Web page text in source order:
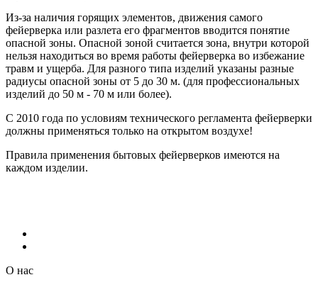
Из-за наличия горящих элементов, движения самого
фейерверка или разлета его фрагментов вводится понятие
опасной зоны. Опасной зоной считается зона, внутри которой
нельзя находиться во время работы фейерверка во избежание
травм и ущерба. Для разного типа изделий указаны разные
радиусы опасной зоны от 5 до 30 м. (для профессиональных
изделий до 50 м - 70 м или более).
С 2010 года по условиям технического регламента фейерверки
должны применяться только на открытом воздухе!
Правила применения бытовых фейерверков имеются на
каждом изделии.
О нас